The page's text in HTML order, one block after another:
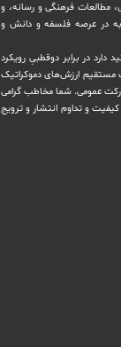
‏مطالعات فرهنگی و رسانه، و
در عرصه فلسفه و دانش و
دارد ‏در برابر دوقطبیِ رویکرد
مستقیم ارزش‌های دموکراتیک
عمومی. شما مخاطب گرامی
و تداوم انتشار و ترویج